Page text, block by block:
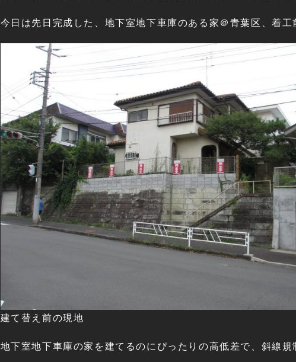
今日は先日完成した、地下室地下車庫のある家＠青葉区、着
建て替え前の現地
地下室地下車庫の家を建てるのにぴったりの高低差で、斜線